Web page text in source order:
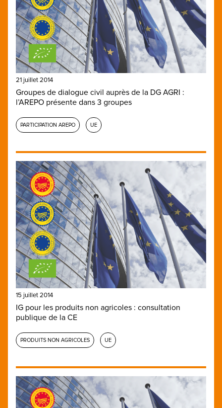
21 juillet 2014
Groupes de dialogue civil auprès de la DG AGRI :
l’AREPO présente dans 3 groupes
PARTICIPATION AREPO UE
15 juillet 2014
IG pour les produits non agricoles : consultation
publique de la CE
PRODUITS NON AGRICOLES UE